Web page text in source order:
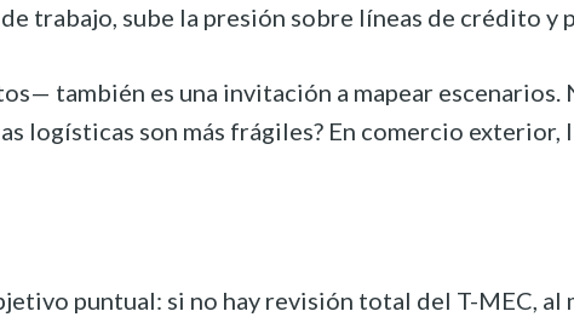
trabajo, sube la presión sobre líneas de crédito y
también es una invitación a mapear
logísticas son más frágiles? En comercio exterior,
puntual: si no hay revisión total del T-MEC,